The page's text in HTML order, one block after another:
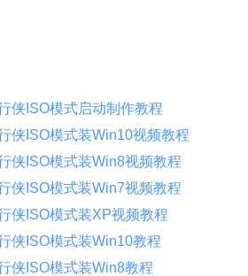
侠ISO模式启动制作教程
侠ISO模式装Win10视频教程
侠ISO模式装Win8视频教程
侠ISO模式装Win7视频教程
侠ISO模式装XP视频教程
侠ISO模式装Win10教程
侠ISO模式装Win8教程